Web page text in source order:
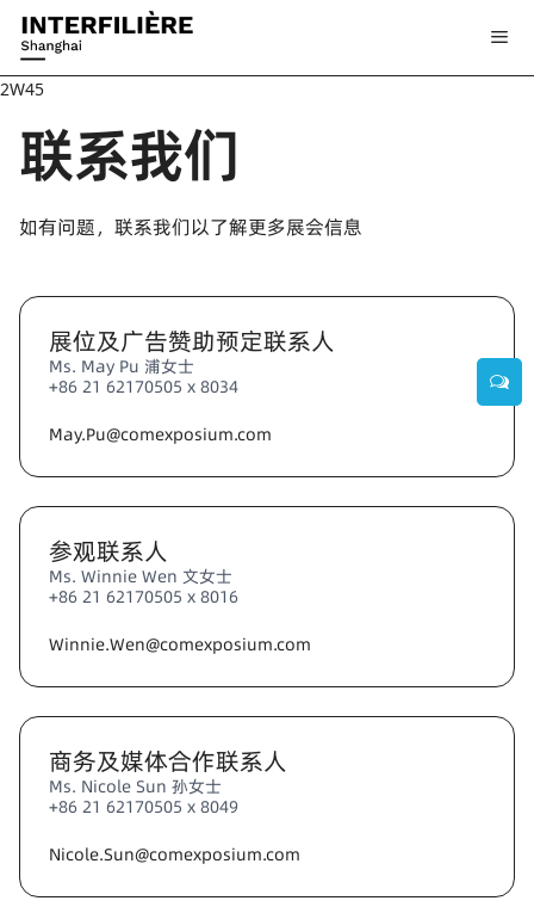
2W45
联系我们
如有问题，联系我们以了解更多展会信息
展位及广告赞助预定联系人
Ms. May Pu 浦女士
+86 21 62170505 x 8034
May.Pu@comexposium.com
参观联系人
Ms. Winnie Wen 文女士
+86 21 62170505 x 8016
Winnie.Wen@comexposium.com
商务及媒体合作联系人
Ms. Nicole Sun 孙女士
+86 21 62170505 x 8049
Nicole.Sun@comexposium.com